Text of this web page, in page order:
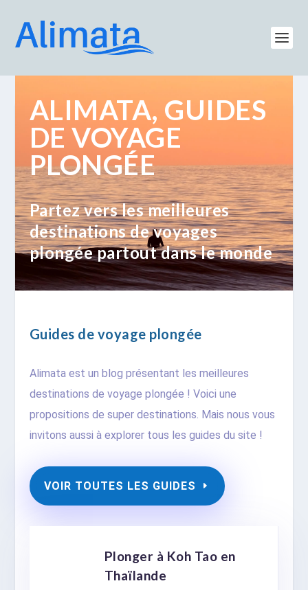
ALIMATA, GUIDES
DE VOYAGE
PLONGÉE
Partez vers les meilleures
destinations de voyages
plongée partout dans le monde
Guides de voyage plongée
Alimata est un blog présentant les meilleures
destinations de voyage plongée ! Voici une
propositions de super destinations. Mais nous vous
invitons aussi à explorer tous les guides du site !
VOIR TOUTES LES GUIDES
Plonger à Koh Tao en
Thaïlande